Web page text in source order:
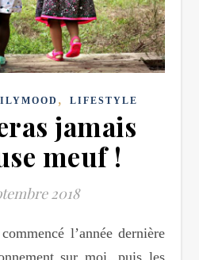
, LIFESTYLE
jamais
meuf !
2018